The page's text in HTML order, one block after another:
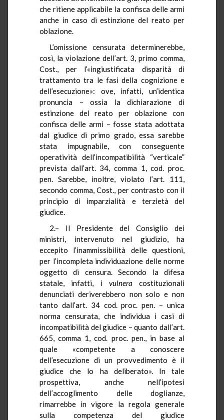
che ritiene applicabile la confisca delle armi
anche in caso di estinzione del reato per
oblazione.
L’omissione censurata determinerebbe,
così, la violazione dell’art. 3, primo comma,
Cost., per l’«ingiustificata disparità di
trattamento tra le fasi della cognizione e
dell’esecuzione»: ove, infatti, un’identica
pronuncia – ossia la dichiarazione di
estinzione del reato per oblazione con
confisca delle armi – fosse stata adottata
dal giudice di primo grado, essa sarebbe
stata impugnabile, con conseguente
operatività dell’incompatibilità “verticale”
prevista dall’art. 34, comma 1, cod. proc.
pen. Sarebbe, inoltre, violato l’art. 111,
secondo comma, Cost., per contrasto con il
principio di imparzialità e terzietà del
giudice.
2.– Il Presidente del Consiglio dei
ministri, intervenuto nel giudizio, ha
eccepito l’inammissibilità delle questioni,
per l’incompleta individuazione delle norme
oggetto di censura. Secondo la difesa
statale, infatti, i vulnera costituzionali
denunciati deriverebbero non solo e non
tanto dall’art. 34 cod. proc. pen. – unica
norma censurata, che individua i casi di
incompatibilità del giudice – quanto dall’art.
665, comma 1, cod. proc. pen., in base al
quale «competente a conoscere
dell’esecuzione di un provvedimento è il
giudice che lo ha deliberato». In tale
prospettiva, anche nell’ipotesi
dell’accoglimento delle doglianze,
rimarrebbe in vigore la regola generale
sulla competenza del giudice